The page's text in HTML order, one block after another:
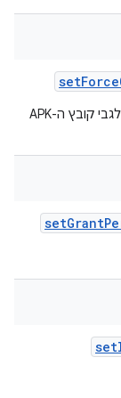
setForce
אם לא ניתן לבצע שאילתה לגבי קובץ ה-APK
setGrant
set